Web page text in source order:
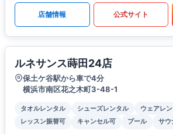
店舗情報 公式サイト
ルネサンス蒔田24店
保土ケ谷駅から車で4分
横浜市南区花之木町3-48-1
タオルレンタル シューズレンタル
ウェアレ
レッスン振替可
キャンセル可 プール サウ